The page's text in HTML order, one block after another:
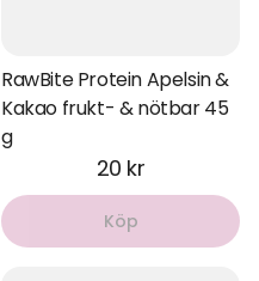
RawBite Protein Apelsin &
Kakao frukt- & nötbar 45
g
20 kr
Köp